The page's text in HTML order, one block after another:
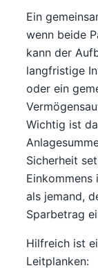
Ein
wenn beide
kann der
langfristige
oder ein
Wichtig ist
Sicherheit
als jemand,
Sparbetrag
Hilfreich ist
Leitplanken: